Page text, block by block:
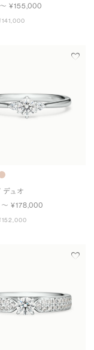
¥155,000
デュオ
¥178,000